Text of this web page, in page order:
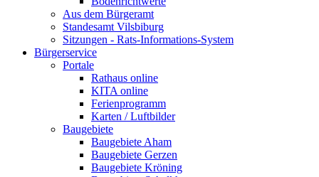
Aus dem Bürgeramt
Standesamt Vilsbiburg
Sitzungen - Rats-Informations-System
Bürgerservice
Portale
Rathaus online
KITA online
Ferienprogramm
Karten / Luftbilder
Baugebiete
Baugebiete Aham
Baugebiete Gerzen
Baugebiete Kröning